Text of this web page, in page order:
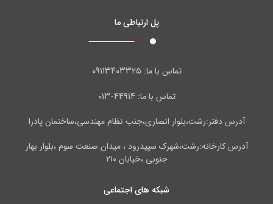
پل ارتباطی ما
تماس با ما:۰۹۱۱۳۴۰۳۳۲۵
تماس با ما: ۴۴۹۱۴-۰۱۳
آدرس دفتر:رشت،بلوار انصاری،جنب نظام مهندسی،ساختمان پادرا
آدرس کارخانه:رشت،شهرک سپیدرود ، میدان صنعت سوم ،بلوار بهار
جنوبی ،خیابان ۲۱۰
شبکه های اجتماعی